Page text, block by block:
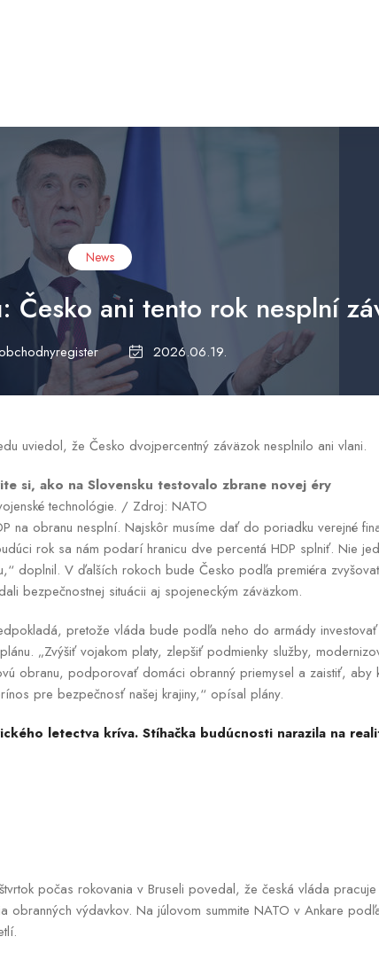
News
Česko ani tento rok nesplní
2026.06.19.
uviedol, že Česko dvojpercentný záväzok nesplnilo ani vlani.
si, ako na Slovensku testovalo zbrane novej éry
technológie. / Zdroj: NATO
na obranu nesplní. Najskôr musíme dať do poriadku verejné
rok sa nám podarí hranicu dve percentá HDP splniť. Nie
doplnil. V ďalších rokoch bude Česko podľa premiéra
bezpečnostnej situácii aj spojeneckým záväzkom.
pretože vláda bude podľa neho do armády investovať
„Zvýšiť vojakom platy, zlepšiť podmienky služby,
obranu, podporovať domáci obranný priemysel a zaistiť, aby
pre bezpečnosť našej krajiny,“ opísal plány.
letectva kríva. Stíhačka budúcnosti narazila na
počas rokovania v Bruseli povedal, že česká vláda
obranných výdavkov. Na júlovom summite NATO v Ankare